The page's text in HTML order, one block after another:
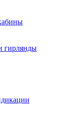
гирлянды